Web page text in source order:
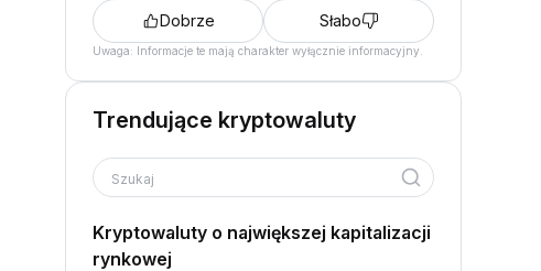
Dobrze Słabo
Uwaga: Informacje te mają charakter wyłącznie informacyjny.
Trendujące kryptowaluty
Szukaj
Kryptowaluty o największej kapitalizacji
rynkowej